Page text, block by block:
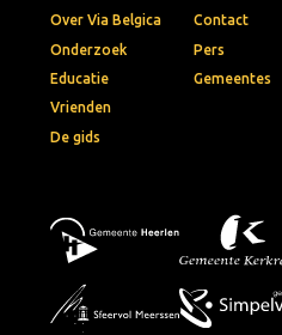
Over Via Belgica
Onderzoek
Educatie
Vrienden
De gids
Contact
Pers
Gemeentes